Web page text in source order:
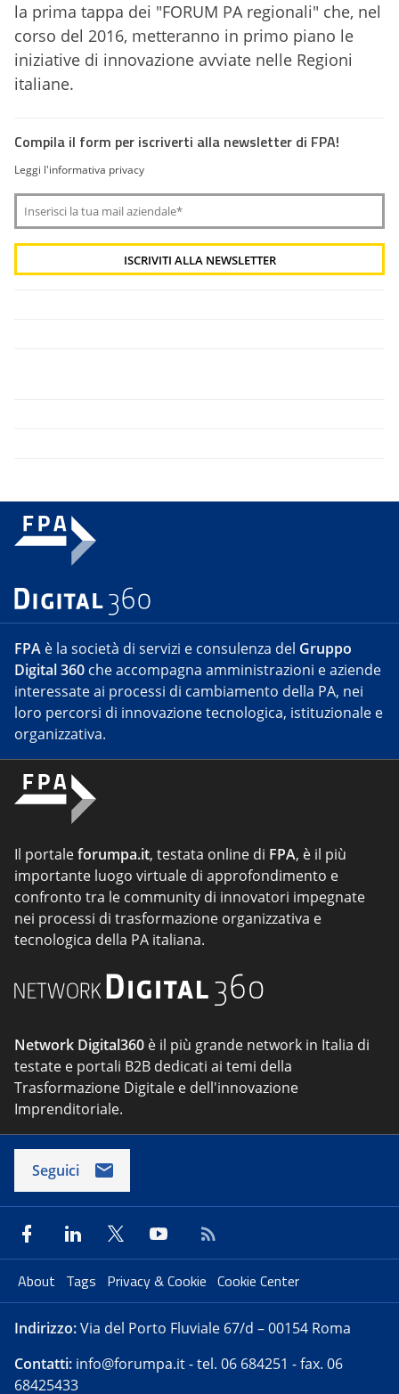
la prima tappa dei "FORUM PA regionali" che, nel
corso del 2016, metteranno in primo piano le
iniziative di innovazione avviate nelle Regioni
italiane.
Compila il form per iscriverti alla newsletter di FPA!
Leggi l'informativa privacy
FPA è la società di servizi e consulenza del Gruppo
Digital 360 che accompagna amministrazioni e aziende
interessate ai processi di cambiamento della PA, nei
loro percorsi di innovazione tecnologica, istituzionale e
organizzativa.
Il portaleforumpa.it, testata online di FPA, è il più
importante luogo virtuale di approfondimento e
confronto tra le community di innovatori impegnate
nei processi di trasformazione organizzativa e
tecnologica della PA italiana.
Network Digital360 è il più grande network in Italia di
testate e portali B2B dedicati ai temi della
Trasformazione Digitale e dell'innovazione
Imprenditoriale.
Seguici
About Tags Privacy & Cookie Cookie Center
Indirizzo:Via del Porto Fluviale 67/d – 00154 Roma
Contatti: info@forumpa.it- tel. 06 684251 - fax. 06
68425433